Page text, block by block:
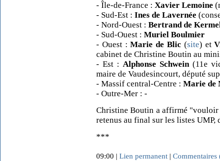
- Île-de-France : Xavier Lemoine
- Sud-Est : Ines de Lavernée
- Nord-Ouest : Bertrand de
- Sud-Ouest : Muriel Boulmier
- Ouest :Marie de Blic (site) et
cabinet de Christine Boutin au
- Est : Alphonse Schwein(11e
maire de Vaudesincourt, député
- Massif central-Centre : Marie de
- Outre-Mer : -
Christine Boutin a affirmé "vouloir
retenus au final sur les listes
***
09:00 | Lien permanent | Commentaires